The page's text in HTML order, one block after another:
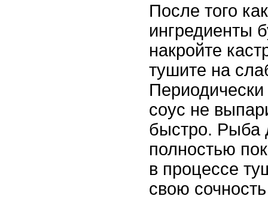
После того
ингредиенты
накройте
тушите на
соус не
быстро. Рыба
полностью
в процессе
свою